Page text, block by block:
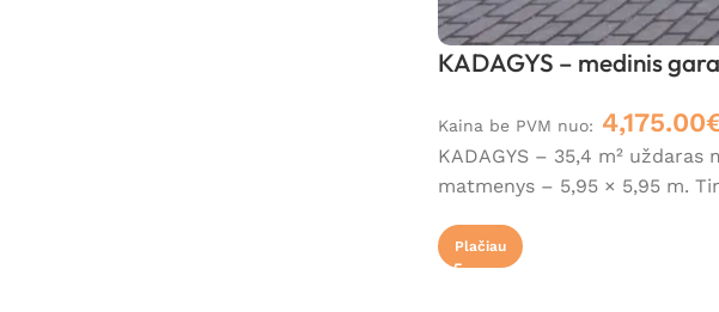
KADAGYS – medinis
Kaina be PVM nuo: 4,175.00
KADAGYS – 35,4 m²
matmenys – 5,95 × 5,95 m.
Plačiau